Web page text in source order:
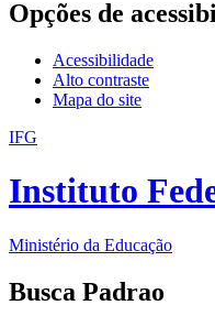
Opções de
Acessibilidade
Alto contraste
Mapa do site
IFG
Instituto
Ministério da Educação
Busca Padrao